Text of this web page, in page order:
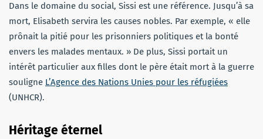
Dans le domaine du social, Sissi est une référence. Jusqu’à sa
mort, Elisabeth servira les causes nobles. Par exemple, « elle
prônait la pitié pour les prisonniers politiques et la bonté
envers les malades mentaux. » De plus, Sissi portait un
intérêt particulier aux filles dont le père était mort à la guerre
souligne L’Agence des Nations Unies pour les réfugiées
(UNHCR).
Héritage éternel